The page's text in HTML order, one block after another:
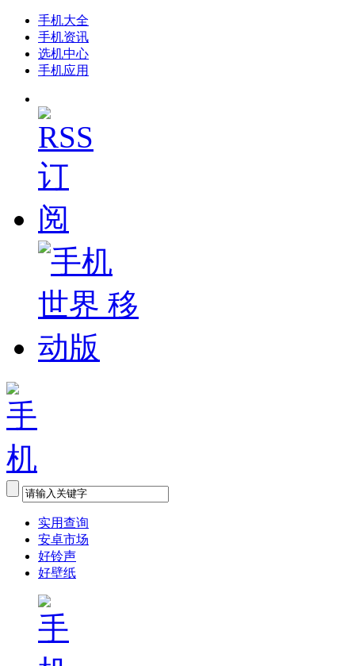
手机大全
手机资讯
选机中心
手机应用
实用查询
安卓市场
好铃声
好壁纸